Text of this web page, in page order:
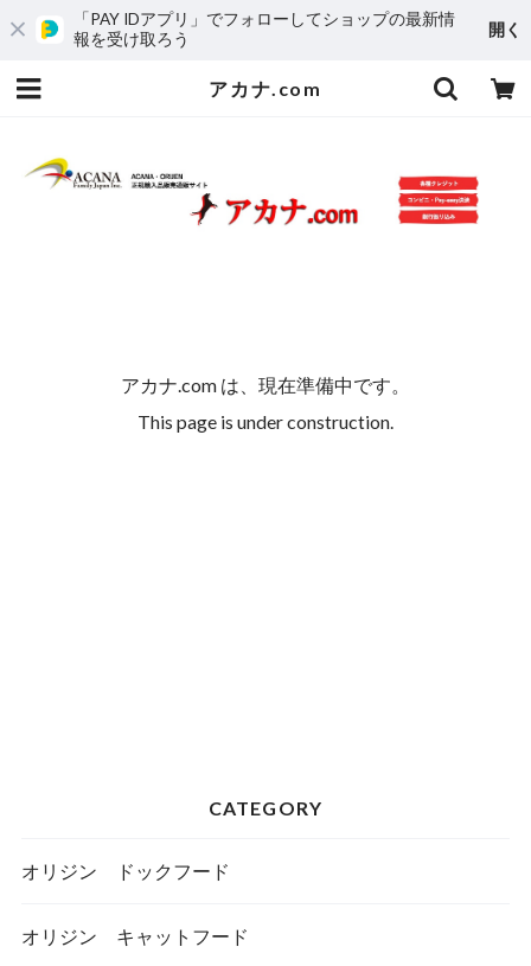
「PAY IDアプリ」でフォローしてショップの最新情
報を受け取ろう
開く
アカナ.com
アカナ.com は、現在準備中です。
This page is under construction.
CATEGORY
オリジン ドックフード
オリジン キャットフード